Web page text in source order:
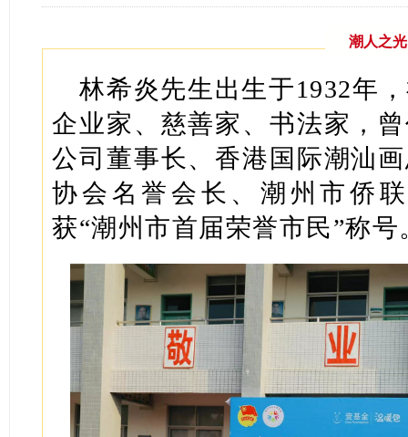
潮人之光
林希炎先生出生于1932年
企业家、慈善家、书法家，
公司董事长、香港国际潮汕
协会名誉会长、潮州市侨
获“潮州市首届荣誉市民”称号